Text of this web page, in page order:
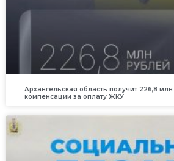
Архангельская область получит 226,8
компенсации за оплату ЖКУ